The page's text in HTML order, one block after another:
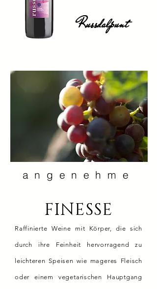
Russdalpunt
angenehme
FINESSE
Raffinierte Weine mit Körper, die sich
durch ihre Feinheit hervorragend zu
leichteren Speisen wie mageres Fleisch
oder einem vegetarischen Hauptgang